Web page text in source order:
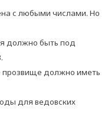
с любыми числами. Но
должно быть под
прозвище должно иметь
для ведовских